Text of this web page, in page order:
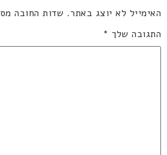
האימייל לא יוצג באתר. שדות החובה
התגובה שלך *